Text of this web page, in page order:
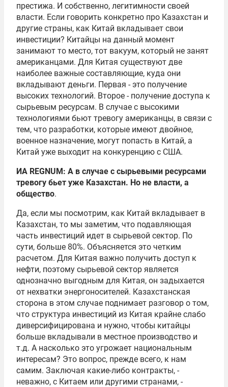
престижа. И собственно, легитимности своей
власти. Если говорить конкретно про Казахстан и
другие страны, как Китай вкладывает свои
инвестиции? Китайцы на данный момент
занимают то место, тот вакуум, который не занят
американцами. Для Китая существуют две
наиболее важные составляющие, куда они
вкладывают деньги. Первая - это получение
высоких технологий. Второе - получение доступа к
сырьевым ресурсам. В случае с высокими
технологиями бьют тревогу американцы, в связи с
тем, что разработки, которые имеют двойное,
военное назначение, могут попасть в Китай, а
Китай уже выходит на конкуренцию с США.
ИА REGNUM: А в случае с сырьевыми ресурсами
тревогу бьет уже Казахстан. Но не власти, а
общество.
Да, если мы посмотрим, как Китай вкладывает в
Казахстан, то мы заметим, что подавляющая
часть инвестиций идет в сырьевой сектор. По
сути, больше 80%. Объясняется это четким
расчетом. Для Китая важно получить доступ к
нефти, поэтому сырьевой сектор является
однозначно выгодным для Китая, он задыхается
от нехватки энергоносителей. Казахстанская
сторона в этом случае поднимает разговор о том,
что структура инвестиций из Китая крайне слабо
диверсифицирована и нужно, чтобы китайцы
больше вкладывали в местное производство и
т.д. А насколько это угрожает национальным
интересам? Это вопрос, прежде всего, к нам
самим. Заключая какие-либо контракты, -
неважно, с Китаем или другими странами, -